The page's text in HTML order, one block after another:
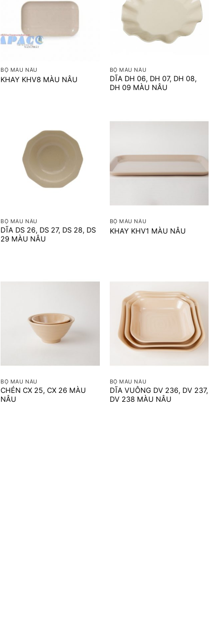
BỘ MÀU NÂU
KHAY KHV8 MÀU NÂU
BỘ MÀU NÂU
DĨA DH 06, DH 07, DH 08,
DH 09 MÀU NÂU
BỘ MÀU NÂU
DĨA DS 26, DS 27, DS 28, DS
29 MÀU NÂU
BỘ MÀU NÂU
KHAY KHV1 MÀU NÂU
BỘ MÀU NÂU
CHÉN CX 25, CX 26 MÀU
NÂU
BỘ MÀU NÂU
DĨA VUÔNG DV 236, DV 237,
DV 238 MÀU NÂU